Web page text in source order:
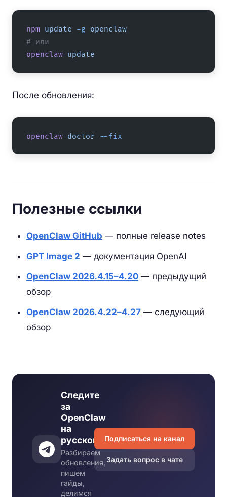
npm update -g openclaw
# или
openclaw update
После обновления:
openclaw doctor --fix
Полезные ссылки
OpenClaw GitHub — полные release notes
GPT Image 2 — документация OpenAI
OpenClaw 2026.4.15–4.20 — предыдущий
обзор
OpenClaw 2026.4.22–4.27 — следующий
обзор
Следите
за
OpenClaw
на
русском
Разбираем
обновления,
пишем
гайды,
делимся
Подписаться на канал
Задать вопрос в чате